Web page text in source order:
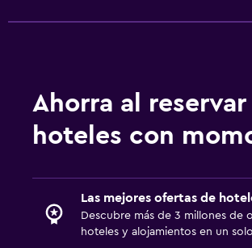
Ahorra al reservar
hoteles con
Las mejores ofertas de
Descubre más de 3 millones de
hoteles y alojamientos en un